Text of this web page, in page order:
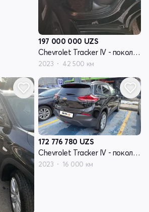
197 000 000 UZS
Chevrolet Tracker IV - поколение
2023 42 500 км
172 776 780 UZS
Chevrolet Tracker IV - поколение
2023 16 000 км